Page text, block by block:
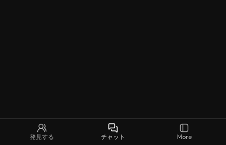
発見する チャット More